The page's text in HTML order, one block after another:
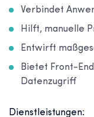
Verbindet
Hilft, manuelle
Entwirft
Bietet Front-
Datenzugriff
Dienstleistungen: